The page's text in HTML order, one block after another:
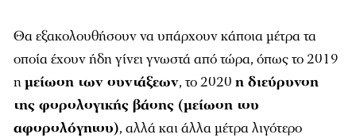
Θα εξακολουθήσουν να υπάρχουν κάποια μέτρα τα
οποία έχουν ήδη γίνει γνωστά από τώρα, όπως το 2019
ημείωση των συντάξεων, το 2020 η διεύρυνση
της φορολογικής βάσης (μείωση του
αφορολόγητου), αλλά και άλλα μέτρα λιγότερο